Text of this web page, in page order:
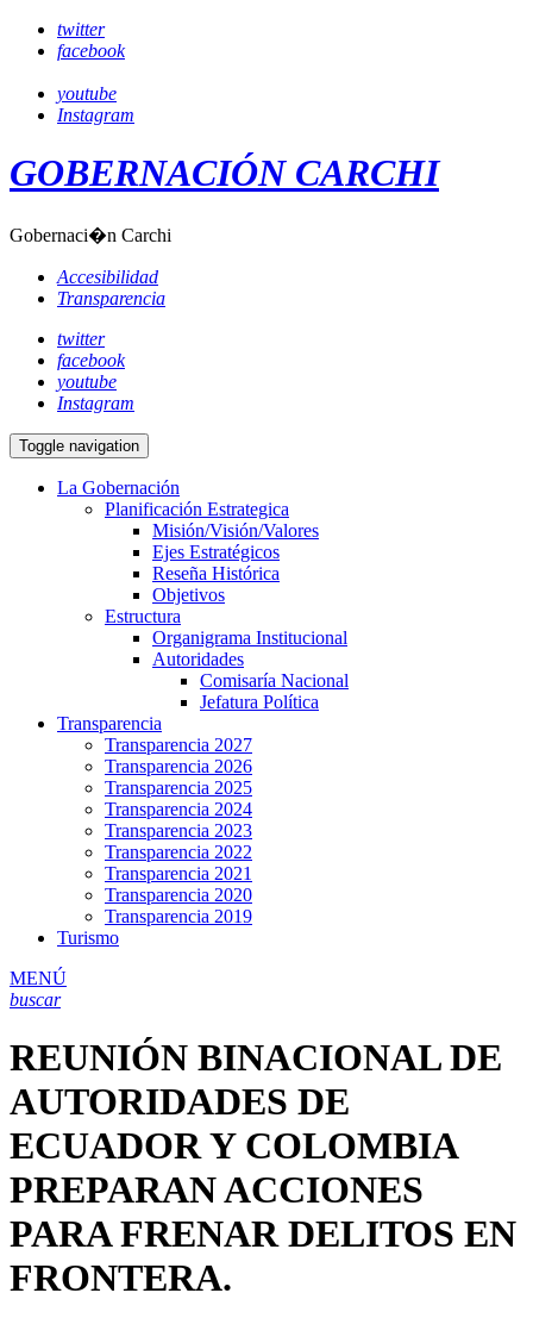
twitter
facebook
youtube
Instagram
GOBERNACIÓN CARCHI
Gobernaci�n Carchi
Accesibilidad
Transparencia
twitter
facebook
youtube
Instagram
Toggle navigation
La Gobernación
Planificación Estrategica
Misión/Visión/Valores
Ejes Estratégicos
Reseña Histórica
Objetivos
Estructura
Organigrama Institucional
Autoridades
Comisaría Nacional
Jefatura Política
Transparencia
Transparencia 2027
Transparencia 2026
Transparencia 2025
Transparencia 2024
Transparencia 2023
Transparencia 2022
Transparencia 2021
Transparencia 2020
Transparencia 2019
Turismo
MENÚ
buscar
REUNIÓN BINACIONAL DE
AUTORIDADES DE
ECUADOR Y COLOMBIA
PREPARAN ACCIONES
PARA FRENAR DELITOS EN
FRONTERA.